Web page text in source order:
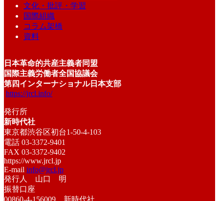
文化・批評・学習
国際組織
コラム架橋
資料
日本革命的共産主義者同盟
国際主義労働者全国協議会
第四インターナショナル日本支部
https://jrcl.info/
発行所
新時代社
東京都渋谷区初台1-50-4-103
電話 03-3372-9401
FAX 03-3372-9402
https://www.jrcl.jp
E-mail info@jrcl.jp
発行人 山口 明
振替口座
00860-4-156009 新時代社